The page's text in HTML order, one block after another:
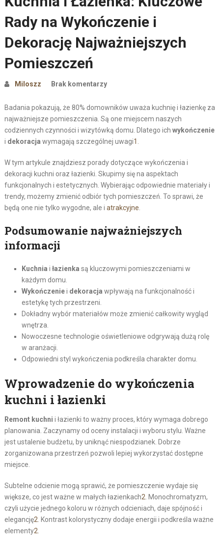
Rady na Wykończenie i
Dekorację Najważniejszych
Pomieszczeń
Miloszz Brak komentarzy
Badania pokazują, że 80% domowników uważa kuchnię i łazienkę za
najważniejsze pomieszczenia. Są one miejscem naszych
codziennych czynności i wizytówką domu. Dlatego ich wykończenie
i dekoracja wymagają szczególnej uwagi1
W tym artykule znajdziesz porady dotyczące wykończenia i
dekoracji kuchni oraz łazienki. Skupimy się na aspektach
funkcjonalnych i estetycznych. Wybierając odpowiednie materiały i
trendy, możemy zmienić odbiór tych pomieszczeń. To sprawi, że
będą one nie tylko wygodne, ale i atrakcyjne
Podsumowanie najważniejszych
informacji
Kuchnia i łazienka są kluczowymi pomieszczeniami w
każdym domu.
Wykończeniei dekoracja wpływają na funkcjonalność i
estetykę tych przestrzeni.
Dokładny wybór materiałów może zmienić całkowity wygląd
wnętrza.
Nowoczesne technologie oświetleniowe odgrywają dużą rolę
w aranżacji.
Odpowiedni styl wykończenia podkreśla charakter domu.
Wprowadzenie do wykończenia
kuchni i łazienki
Remont kuchni i łazienki to ważny proces, który wymaga dobrego
planowania. Zaczynamy od oceny instalacji i wyboru stylu. Ważne
jest ustalenie budżetu, by uniknąć niespodzianek. Dobrze
zorganizowana przestrzeń pozwoli lepiej wykorzystać dostępne
miejsce.
Subtelne odcienie mogą sprawić, że pomieszczenie wydaje się
większe, co jest ważne w małych łazienkach2 . Monochromatyzm,
czyli użycie jednego koloru w różnych odcieniach, daje spójność i
elegancję2 . Kontrast kolorystyczny dodaje energii i podkreśla ważne
elementy2